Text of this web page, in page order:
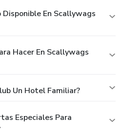
En Scallywags
Hacer En Scallywags
Un Hotel Familiar?
Especiales Para